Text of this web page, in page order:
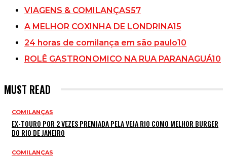
VIAGENS & COMILANÇAS57
A MELHOR COXINHA DE LONDRINA15
24 horas de comilança em são paulo10
ROLÊ GASTRONOMICO NA RUA PARANAGUÁ10
MUST READ
COMILANÇAS
EX-TOURO POR 2 VEZES PREMIADA PELA VEJA RIO COMO MELHOR BURGER
DO RIO DE JANEIRO
COMILANÇAS